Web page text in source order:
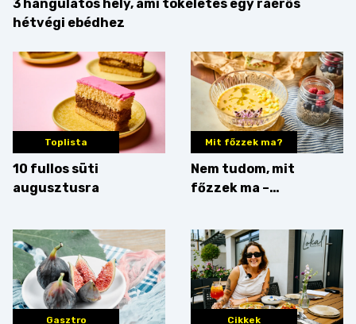
3 hangulatos hely, ami tökéletes egy ráérős
hétvégi ebédhez
Toplista
10 fullos süti
augusztusra
Mit főzzek ma?
Nem tudom, mit
főzzek ma –
Gasztro Cikkek